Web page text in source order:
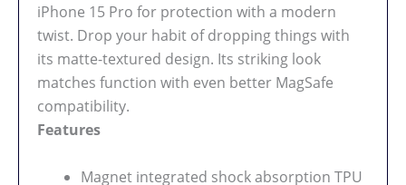
iPhone 15 Pro for protection with a modern
twist. Drop your habit of dropping things with
its matte-textured design. Its striking look
matches function with even better MagSafe
compatibility.
Features
Magnet integrated shock absorption TPU